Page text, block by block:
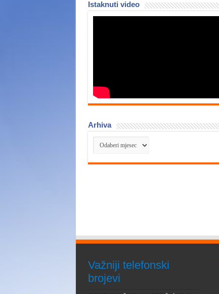
Istaknuti video
Arhiva
Arhiva
Važniji telefonski
brojevi